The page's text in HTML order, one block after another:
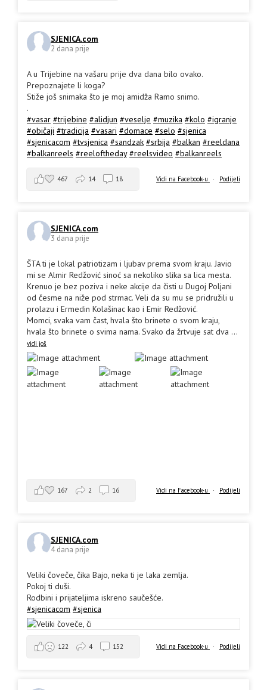
SJENICA.com
2 dana prije
A u Trijebine na vašaru prije dva dana bilo ovako.
Prepoznajete li koga?
Stiže još snimaka što je moj amidža Ramo snimo.
.
#vasar #trijebine #alidjun #veselje #muzika #kolo #igranje
#običaji #tradicija #vasari #domace #selo #sjenica
#sjenicacom #tvsjenica #sandzak #srbija #balkan #reeldana
#balkanreels #reeloftheday #reelsvideo #balkanreels
Vidi na Facebook-u · Podijeli
467 14 18
SJENICA.com
3 dana prije
ŠTA ti je lokal patriotizam i ljubav prema svom kraju. Javio
mi se Almir Redžović sinoć sa nekoliko slika sa lica mesta.
Krenuo je bez poziva i neke akcije da čisti u Dugoj Poljani
od česme na niže pod strmac. Veli da su mu se pridružili u
prolazu i Ermedin Kolašinac kao i Emir Redžović.
Momci, svaka vam čast, hvala što brinete o svom kraju,
hvala što brinete o svima nama. Svako da žrtvuje sat dva ...
vidi još
Vidi na Facebook-u · Podijeli
167 2 16
SJENICA.com
4 dana prije
Veliki čoveče, čika Bajo, neka ti je laka zemlja.
Pokoj ti duši.
Rodbini i prijateljima iskreno saučešće.
#sjenicacom #sjenica
Vidi na Facebook-u · Podijeli
122 4 152